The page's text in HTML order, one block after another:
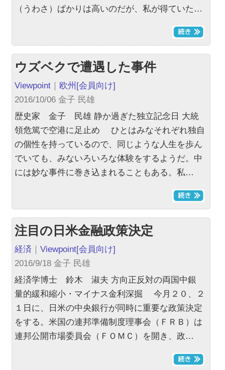
（うわさ）ばかりは高いのだが、私が得ていた…
ウズベクで遭遇した事件
Viewpoint ｜ 欧州 [会員向け]
2016/10/06 金子 民雄
歴史家 金子 民雄 静か過ぎた独立記念日 大統
領危篤で空港に足止め ひとはみなそれぞれ独自
の個性を持っているので、同じような人生を歩ん
でいても、みないろいろな体験をするようだ。中
には妙な事件に巻き込まれることもある。私…
注目の日米金融政策決定
経済 ｜Viewpoint[会員向け]
2016/9/18 金子 民雄
経済学博士 鈴木 淑夫 方向正反対の両国中銀
量的緩和縮小・マイナス金利深掘 今月２０、２
１日に、日米の中央銀行が同時に重要な政策決定
をする。米国の連邦準備制度理事会（ＦＲＢ）は
連邦公開市場委員会（ＦＯＭＣ）を開き、政…